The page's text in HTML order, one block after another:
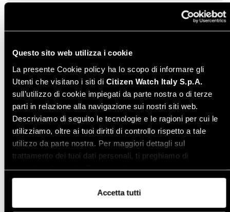
Questo sito web utilizza i cookie
La presente Cookie policy ha lo scopo di informare gli
Utenti che visitano i siti di Citizen Watch Italy S.p.A.
sull’utilizzo di cookie impiegati da parte nostra o di terze
parti in relazione alla navigazione sui nostri siti web.
Descriviamo di seguito le tecnologie e le ragioni per cui le
utilizziamo, oltre ai tuoi diritti di controllo rispetto a tale
utilizzo da parte nostra. Per maggiori dettagli sul
trattamento dei tuoi dati personali, ti preghiamo di
Accetta tutti
Leggi online
Varianti modello
Condividi